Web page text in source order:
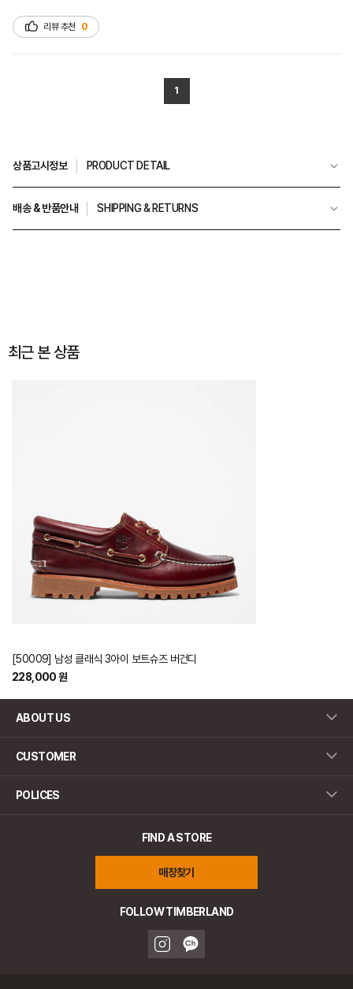
리뷰 추천 0
1
상품고시정보 PRODUCT DETAIL
배송 & 반품안내 SHIPPING & RETURNS
최근 본 상품
[50009] 남성 클래식 3아이 보트슈즈 버건디
228,000 원
ABOUT US
CUSTOMER
POLICES
FIND A STORE
매장찾기
FOLLOW TIMBERLAND